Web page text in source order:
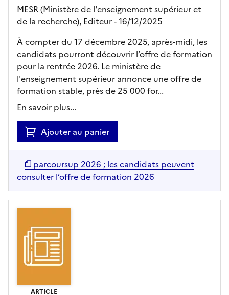
MESR (Ministère de l'enseignement supérieur et
de la recherche), Editeur- 16/12/2025
À compter du 17 décembre 2025, après-midi, les
candidats pourront découvrir l’offre de formation
pour la rentrée 2026. Le ministère de
l'enseignement supérieur annonce une offre de
formation stable, près de 25 000 for...
En savoir plus...
Ajouter au panier
parcoursup 2026 ; les candidats peuvent
consulter l’offre de formation 2026
ARTICLE